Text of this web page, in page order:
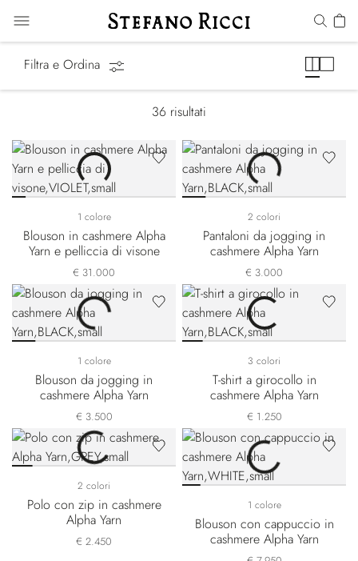
Filtra e Ordina
36 risultati
1 colore
Blouson in cashmere Alpha
Yarn e pelliccia di visone
€ 31.000
2 colori
Pantaloni da jogging in
cashmere Alpha Yarn
€ 3.000
1 colore
Blouson da jogging in
cashmere Alpha Yarn
€ 3.500
3 colori
T-shirt a girocollo in
cashmere Alpha Yarn
€ 1.250
2 colori
Polo con zip in cashmere
Alpha Yarn
€ 2.450
1 colore
Blouson con cappuccio in
cashmere Alpha Yarn